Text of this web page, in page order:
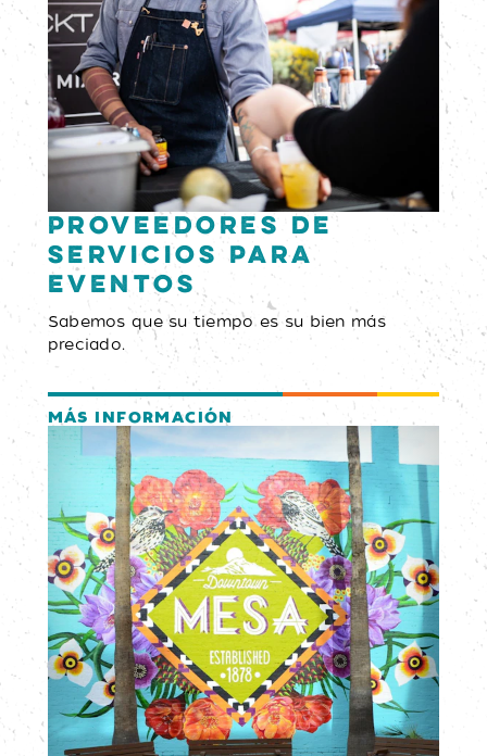
Proveedores de
servicios para
eventos
Sabemos que su tiempo es su bien más
preciado.
MÁS INFORMACIÓN